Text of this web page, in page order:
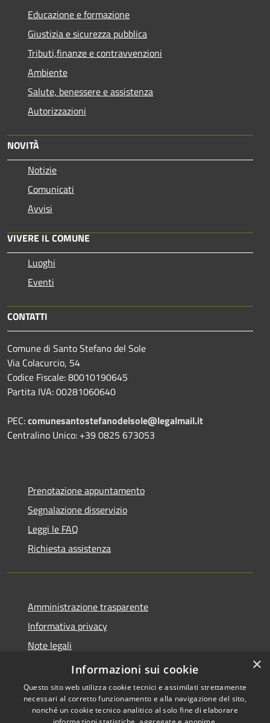
Educazione e formazione
Giustizia e sicurezza pubblica
Tributi,finanze e contravvenzioni
Ambiente
Salute, benessere e assistenza
Autorizzazioni
NOVITÀ
Notizie
Comunicati
Avvisi
VIVERE IL COMUNE
Luoghi
Eventi
CONTATTI
Comune di Santo Stefano del Sole
Via Colacurcio, 54
Codice Fiscale: 80010190645
Partita IVA: 00281060640
PEC:comunesantostefanodelsole@legalmail.it
Centralino Unico: +39 0825 673053
Prenotazione appuntamento
Segnalazione disservizio
Leggi le FAQ
Richiesta assistenza
Amministrazione trasparente
Informativa privacy
Note legali
Dichiarazione di accessibilità
×
Informazioni sui cookie
Questo sito web utilizza cookie tecnici e assimilati strettamente
necessari al corretto funzionamento e alla navigazione del sito,
nonché un cookie tecnico analitico al solo fine di elaborare